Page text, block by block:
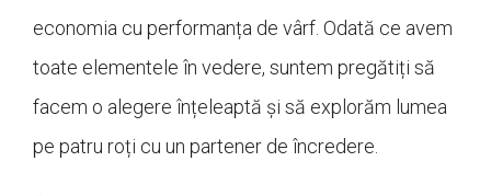
economia cu performanța de vârf. Odată ce avem
toate elementele în vedere, suntem pregătiți să
facem o alegere înțeleaptă și să explorăm lumea
pe patru roți cu un partener de încredere.